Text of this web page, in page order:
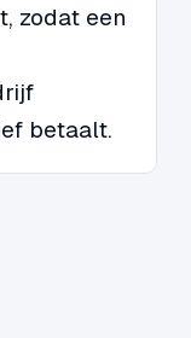
zodat een
betaalt.